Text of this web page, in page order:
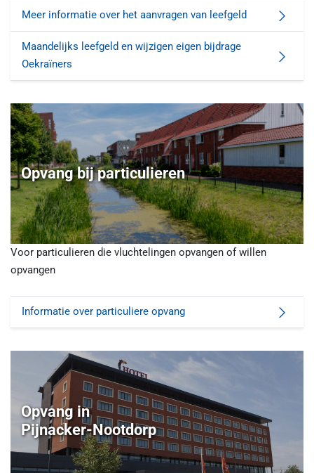
Meer informatie over het aanvragen van leefgeld
Maandelijks leefgeld en wijzigen eigen bijdrage
Oekraïners
Opvang bij particulieren
Voor particulieren die vluchtelingen opvangen of willen
opvangen
Informatie over particuliere opvang
Opvang in
Pijnacker-Nootdorp